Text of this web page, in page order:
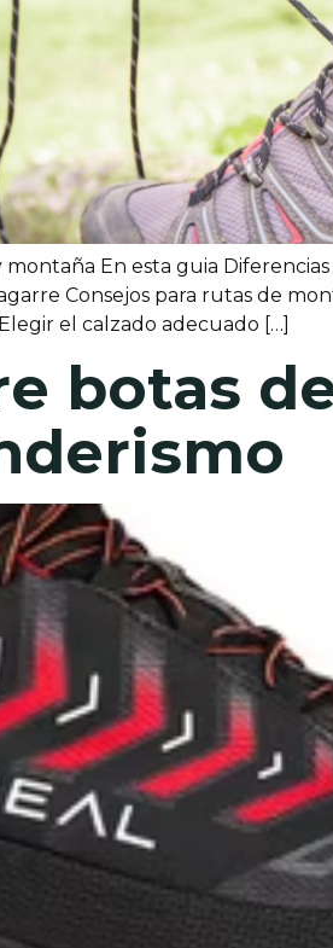
En esta guia
Consejos para rutas de
el calzado adecuado […]
botas